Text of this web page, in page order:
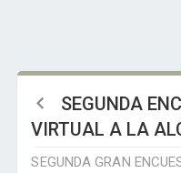
SEGUNDA
VIRTUAL A LA
SEGUNDA GRAN